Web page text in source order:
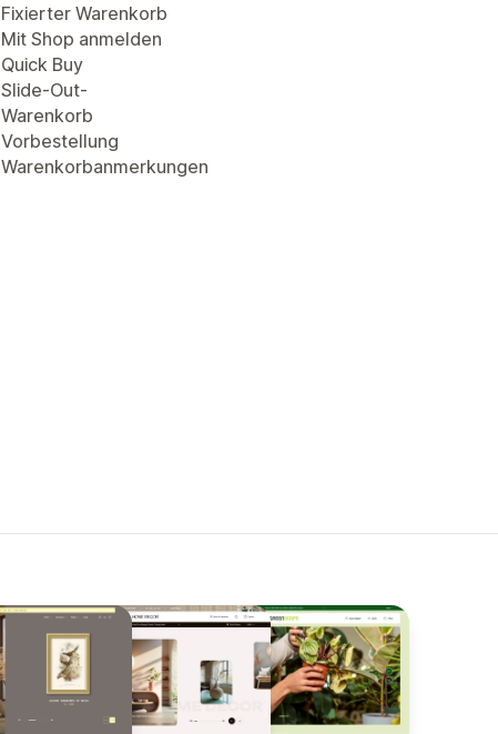
Fixierter Warenkorb
Mit Shop anmelden
Quick Buy
Slide-Out-
Warenkorb
Vorbestellung
Warenkorbanmerkungen